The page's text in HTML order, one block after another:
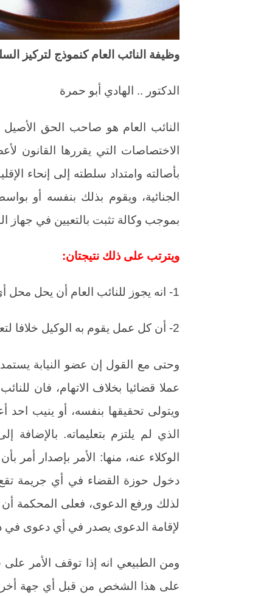
وظيفة النائب العام كنموذج لتركيز
الدكتور .. الهادي أبو حمرة
النائب العام هو صاحب الحق الأصيل
الاختصاصات التي يقررها القانون
بأصالته وامتداد سلطته إلى إنحاء
الجنائية، ويقوم بذلك بنفسه أو
بموجب وكالة تثبت بالتعيين في جهاز
ويترتب على ذلك نتيجتان:
1- انه يجوز للنائب العام أن يحل محل أي عضو نيابة في مباشرة اختصاصه بصفته الأصيل.
2- أن كل عمل يقوم به الوكيل خلافا لتعليمات الأصيل ( النائب العام ) يعد باطلا.
وحتى مع القول إن عضو النيابة
عملا قضائيا بخلاف الاتهام، فان
ويتولى تحقيقها بنفسه، أو ينيب احد
الذي لم يلتزم بتعليماته. بالإضافة
الوكلاء عنه، منها: الأمر بإصدار أمر
دخول حوزة القضاء في أي جريمة تقع
لذلك ورفع الدعوى، فعلى المحكمة أن
لإقامة الدعوى يصدر في أي دعوى في
ومن الطبيعي انه إذا توقف الأمر
على هذا الشخص من قبل أي جهة أخرى